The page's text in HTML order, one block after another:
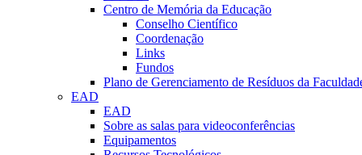
Centro de Memória da Educação
Conselho Científico
Coordenação
Links
Fundos
Plano de Gerenciamento de Resíduos da
EAD
EAD
Sobre as salas para videoconferências
Equipamentos